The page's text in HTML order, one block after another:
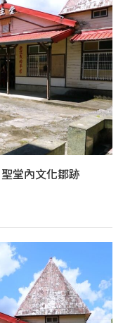
堂內文化鄒跡